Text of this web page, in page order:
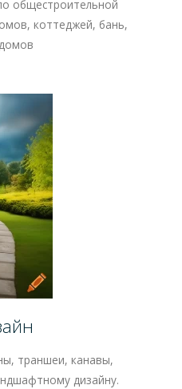
общестроительной
коттеджей, бань,
траншеи, канавы,
дизайну.